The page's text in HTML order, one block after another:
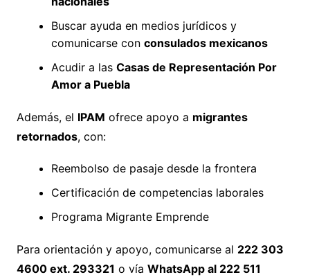
Buscar ayuda en medios jurídicos y
comunicarse con consulados mexicanos
Acudir a las Casas de Representación Por
Amor a Puebla
Además, el IPAM ofrece apoyo a migrantes
retornados, con:
Reembolso de pasaje desde la frontera
Certificación de competencias laborales
Programa Migrante Emprende
Para orientación y apoyo, comunicarse al 222 303
4600 ext. 293321 o vía WhatsApp al 222 511